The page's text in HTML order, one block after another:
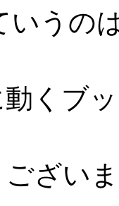
いうの
くブ
ざい